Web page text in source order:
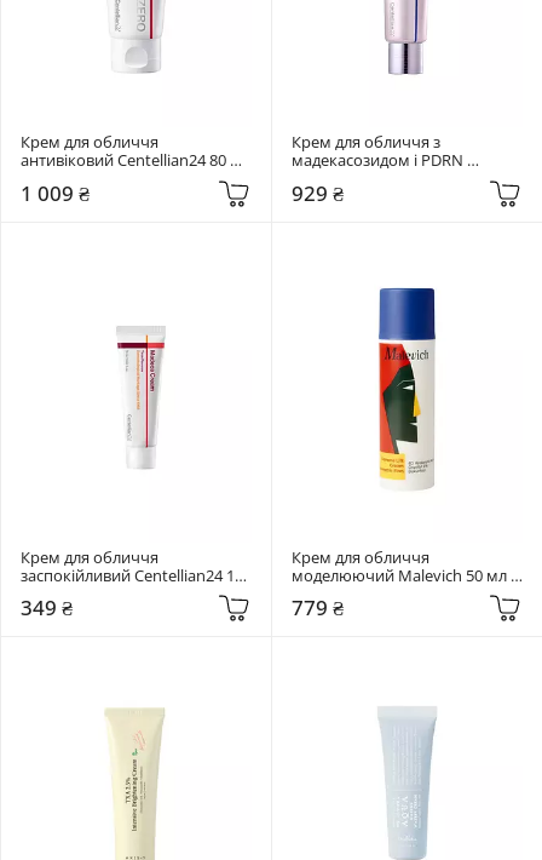
Крем для обличчя
антивіковий Centellian24 80 мл
Madeca Cream Time Reverse
Zero
1 009 ₴
Крем для обличчя з
мадекасозидом і PDRN
Madeca Cream Active Renew
929 ₴
Крем для обличчя
заспокійливий Centellian24 15
мл Madeca Cream Time Reverse
349 ₴
Крем для обличчя
моделюючий Malevich 50 мл
779 ₴